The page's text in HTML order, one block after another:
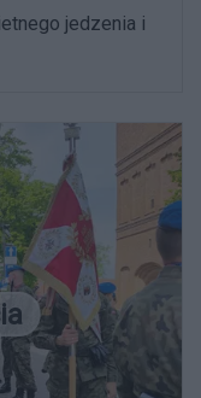
jedzenia i